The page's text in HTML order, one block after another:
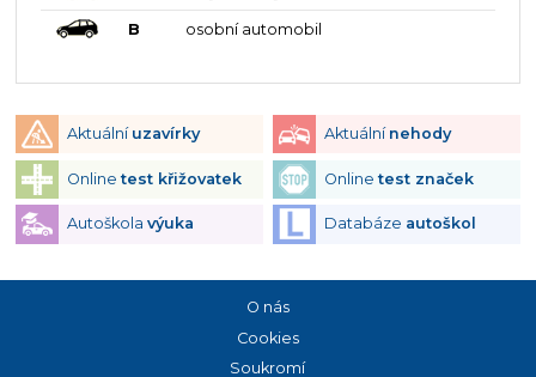
B osobní automobil
Aktuální uzavírky Aktuální nehody
Onlinetest křižovatek Onlinetest značek
Autoškola výuka Databáze autoškol
O nás
Cookies
Soukromí